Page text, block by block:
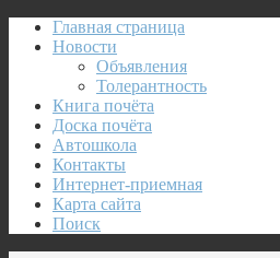
Главная страница
Новости
Объявления
Толерантность
Книга почёта
Доска почёта
Автошкола
Контакты
Интернет-приемная
Карта сайта
Поиск